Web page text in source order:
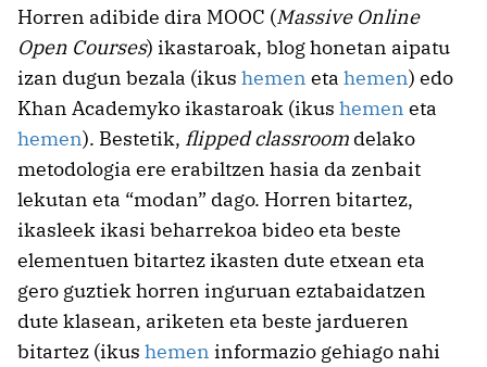
Horren adibide dira MOOC (Massive Online
Open Courses) ikastaroak, blog honetan aipatu
izan dugun bezala (ikus hemen eta hemen) edo
Khan Academyko ikastaroak (ikus hemen eta
hemen). Bestetik, flipped classroom delako
metodologia ere erabiltzen hasia da zenbait
lekutan eta “modan” dago. Horren bitartez,
ikasleek ikasi beharrekoa bideo eta beste
elementuen bitartez ikasten dute etxean eta
gero guztiek horren inguruan eztabaidatzen
dute klasean, ariketen eta beste jardueren
bitartez (ikus hemen informazio gehiago nahi